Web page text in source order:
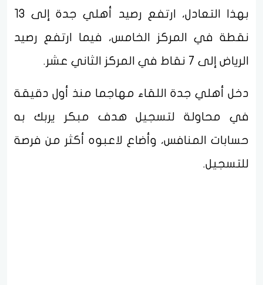
بهذا التعادل، ارتفع رصيد أهلي جدة إلى 13
نقطة في المركز الخامس، فيما ارتفع رصيد
الرياض إلى 7 نقاط في المركز الثاني عشر.
دخل أهلي جدة اللقاء مهاجما منذ أول دقيقة
في محاولة لتسجيل هدف مبكر يربك به
حسابات المنافس، وأضاع لاعبوه أكثر من فرصة
للتسجيل.